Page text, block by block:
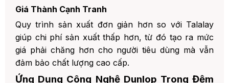
Giá Thành Cạnh Tranh
Quy trình sản xuất đơn giản hơn so với Talalay
giúp chi phí sản xuất thấp hơn, từ đó tạo ra mức
giá phải chăng hơn cho người tiêu dùng mà vẫn
đảm bảo chất lượng cao cấp.
Ứng Dụng Công Nghệ Dunlop Trong Đệm